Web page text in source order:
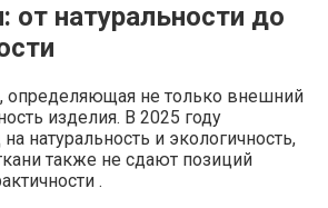
от натуральности до
определяющая не только внешний
изделия. В 2025 году
натуральность и экологичность,
также не сдают позиций
.